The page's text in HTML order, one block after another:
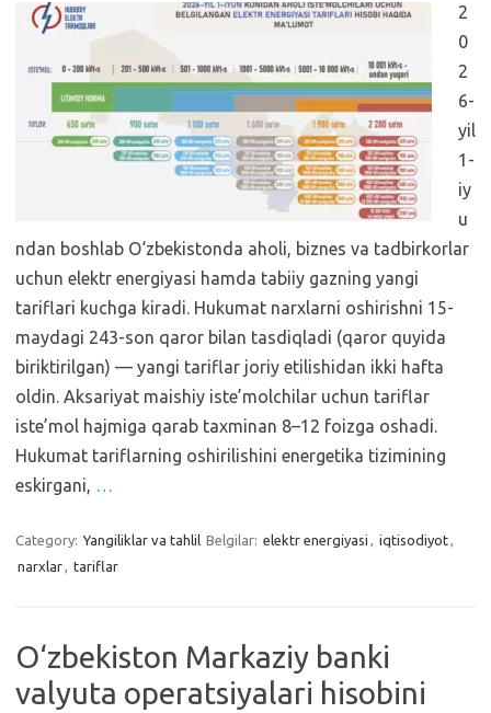
2
0
2
6-
yil
1-
iy
u
ndan boshlab O‘zbekistonda aholi, biznes va tadbirkorlar
uchun elektr energiyasi hamda tabiiy gazning yangi
tariflari kuchga kiradi. Hukumat narxlarni oshirishni 15-
maydagi 243-son qaror bilan tasdiqladi (qaror quyida
biriktirilgan) — yangi tariflar joriy etilishidan ikki hafta
oldin. Aksariyat maishiy iste’molchilar uchun tariflar
iste’mol hajmiga qarab taxminan 8–12 foizga oshadi.
Hukumat tariflarning oshirilishini energetika tizimining
eskirgani, …
Category: Yangiliklar va tahlil Belgilar: elektr energiyasi , iqtisodiyot,
narxlar, tariflar
O‘zbekiston Markaziy banki
valyuta operatsiyalari hisobini